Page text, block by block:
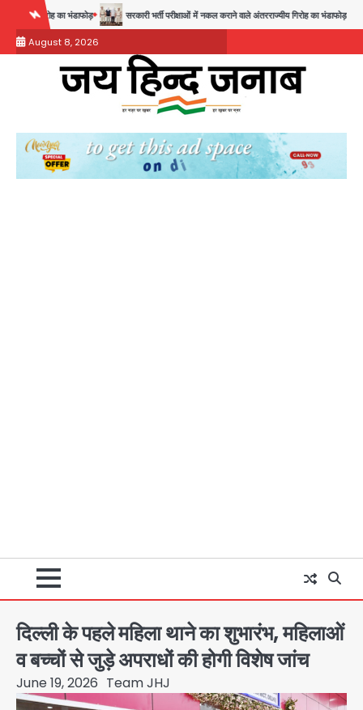
content
सरकारी भर्ती परीक्षाओं में नकल कराने वाले अंतरराज्यीय गिरोह का भंडाफोड़, मास्टरमाइंड समेत 7 गिरफ्तार
August 8, 2026
दिल्ली के पहले महिला थाने का शुभारंभ, महिलाओं
व बच्चों से जुड़े अपराधों की होगी विशेष जांच
June 19, 2026 Team JHJ